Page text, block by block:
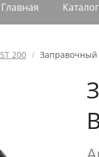
Главная
ST 200 / Заправочный